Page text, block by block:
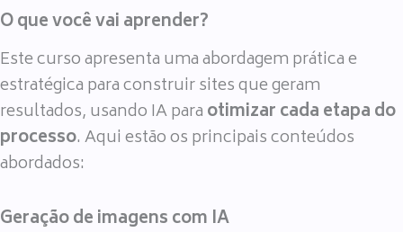
O que você vai aprender?
Este curso apresenta uma abordagem prática e
estratégica para construir sites que geram
resultados, usando IA paraotimizar cada etapa do
processo. Aqui estão os principais conteúdos
abordados:
Geração de imagens com IA